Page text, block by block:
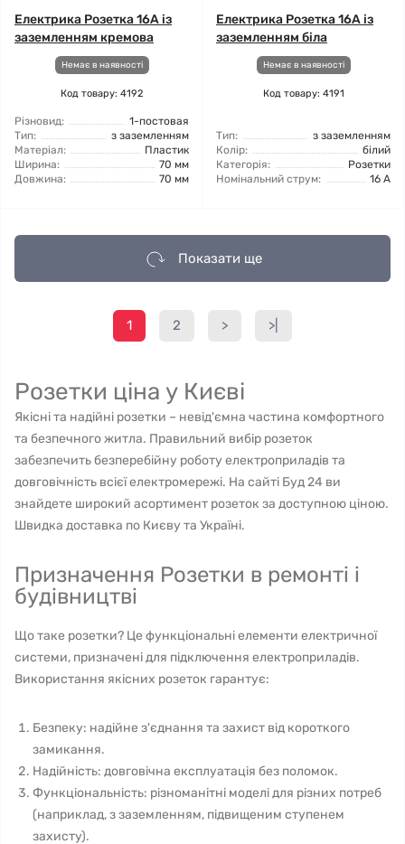
Електрика Розетка 16А із
заземленням кремова
Немає в наявності
Код товару: 4192
Різновид:
1-постовая
Тип:
з заземленням
Матеріал:
Пластик
Ширина:
70 мм
Довжина:
70 мм
Електрика Розетка 16А із
заземленням біла
Немає в наявності
Код товару: 4191
Тип:
з заземленням
Колір:
білий
Категорія:
Розетки
Номінальний струм:
16 А
Показати ще
1 2 > >|
Розетки ціна у Києві
Якісні та надійні розетки – невід'ємна частина комфортного
та безпечного житла. Правильний вибір розеток
забезпечить безперебійну роботу електроприладів та
довговічність всієї електромережі. На сайті Буд 24 ви
знайдете широкий асортимент розеток за доступною ціною.
Швидка доставка по Києву та Україні.
Призначення Розетки в ремонті і
будівництві
Що таке розетки? Це функціональні елементи електричної
системи, призначені для підключення електроприладів.
Використання якісних розеток гарантує:
Безпеку: надійне з'єднання та захист від короткого
замикання.
Надійність: довговічна експлуатація без поломок.
Функціональність: різноманітні моделі для різних потреб
(наприклад, з заземленням, підвищеним ступенем
захисту).